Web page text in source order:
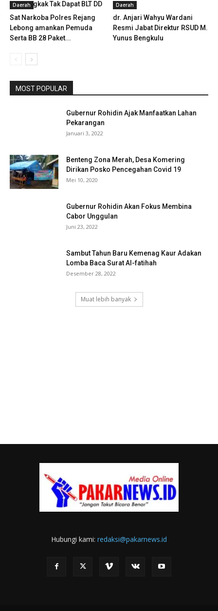
Penyangkak Tak Dapat BLT DD
Daerah
Sat Narkoba Polres Rejang
Lebong amankan Pemuda
Serta BB 28 Paket...
Daerah
dr. Anjari Wahyu Wardani
Resmi Jabat Direktur RSUD M.
Yunus Bengkulu
MOST POPULAR
Gubernur Rohidin Ajak Manfaatkan Lahan
Pekarangan
Januari 3, 2022
Benteng Zona Merah, Desa Komering
Dirikan Posko Pencegahan Covid 19
Mei 10, 2020
Gubernur Rohidin Akan Fokus Membina
Cabor Unggulan
Juni 23, 2022
Sambut Tahun Baru Kemenag Kaur Adakan
Lomba Baca Surat Al-fatihah
Desember 28, 2022
Muat lebih banyak
Hubungi kami: redaksi@pakarnews.id